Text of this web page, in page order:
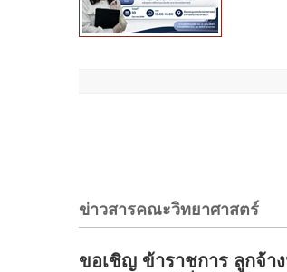
ข่าวสารคณะวิทยาศาสตร์
ขอเชิญ ข้าราชการ ลูกจ้า